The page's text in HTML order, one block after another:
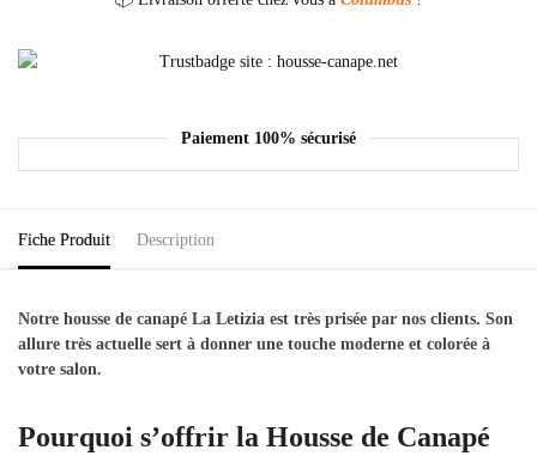
Paiement 100% sécurisé
Fiche Produit Description
Notre housse de canapé La Letizia est très prisée par nos clients. Son
allure très actuelle sert à donner une touche moderne et colorée à
votre salon.
Pourquoi s’offrir la Housse de Canapé